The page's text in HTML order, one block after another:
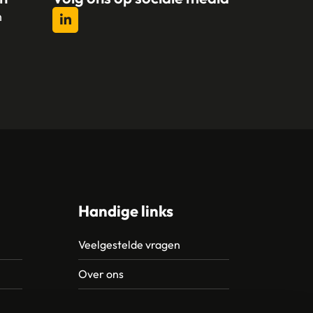
Handige links
Veelgestelde vragen
Over ons